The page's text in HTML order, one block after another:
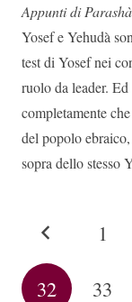
Appunti di
Yosef e Yehudà
test di Yosef nei
ruolo da leader.
completamente
del popolo
sopra dello stesso
1
32 33